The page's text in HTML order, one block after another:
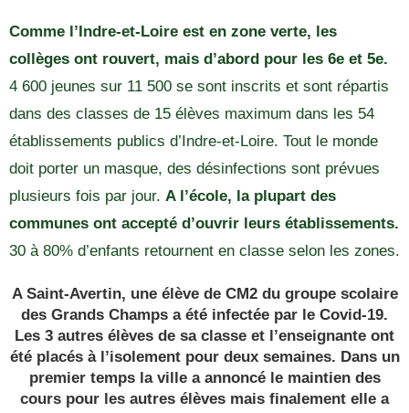
Comme l’Indre-et-Loire est en zone verte, les
collèges ont rouvert, mais d’abord pour les 6e et 5e.
4 600 jeunes sur 11 500 se sont inscrits et sont répartis
dans des classes de 15 élèves maximum dans les 54
établissements publics d’Indre-et-Loire. Tout le monde
doit porter un masque, des désinfections sont prévues
plusieurs fois par jour. A l’école, la plupart des
communes ont accepté d’ouvrir leurs établissements.
30 à 80% d’enfants retournent en classe selon les zones.
A Saint-Avertin, une élève de CM2 du groupe scolaire
des Grands Champs a été infectée par le Covid-19.
Les 3 autres élèves de sa classe et l’enseignante ont
été placés à l’isolement pour deux semaines. Dans un
premier temps la ville a annoncé le maintien des
cours pour les autres élèves mais finalement elle a